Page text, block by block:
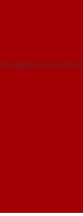
nghiên cứu cửa theo